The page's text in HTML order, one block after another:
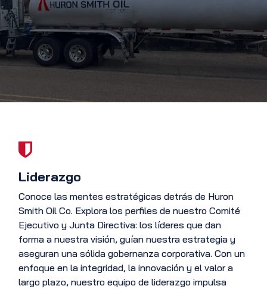
Liderazgo
Conoce las mentes estratégicas detrás de Huron
Smith Oil Co. Explora los perfiles de nuestro Comité
Ejecutivo y Junta Directiva: los líderes que dan
forma a nuestra visión, guían nuestra estrategia y
aseguran una sólida gobernanza corporativa. Con un
enfoque en la integridad, la innovación y el valor a
largo plazo, nuestro equipo de liderazgo impulsa